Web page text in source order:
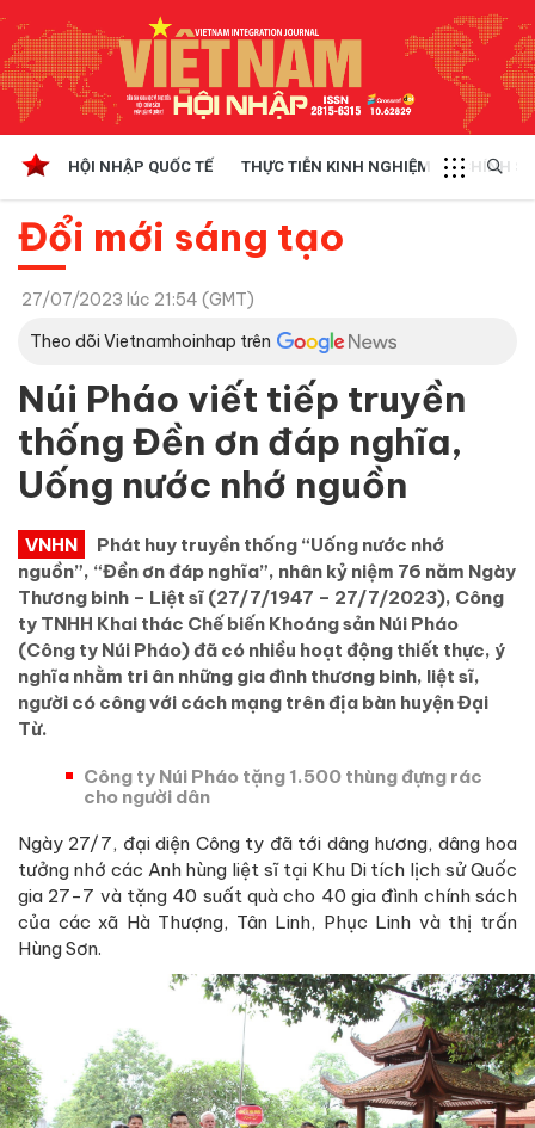
HỘI NHẬP QUỐC TẾ THỰC TIỄN KINH NGHIỆM CHÍNH
Đổi mới sáng tạo
27/07/2023 lúc 21:54 (GMT)
Theo dõi Vietnamhoinhap trên
Núi Pháo viết tiếp truyền
thống Đền ơn đáp nghĩa,
Uống nước nhớ nguồn
VNHN
Phát huy truyền thống “Uống nước nhớ
nguồn”, “Đền ơn đáp nghĩa”, nhân kỷ niệm 76 năm Ngày
Thương binh – Liệt sĩ (27/7/1947 – 27/7/2023), Công
ty TNHH Khai thác Chế biến Khoáng sản Núi Pháo
(Công ty Núi Pháo) đã có nhiều hoạt động thiết thực, ý
nghĩa nhằm tri ân những gia đình thương binh, liệt sĩ,
người có công với cách mạng trên địa bàn huyện Đại
Từ.
Công ty Núi Pháo tặng 1.500 thùng đựng rác
cho người dân
Ngày 27/7, đại diện Công ty đã tới dâng hương, dâng hoa
tưởng nhớ các Anh hùng liệt sĩ tại Khu Di tích lịch sử Quốc
gia 27-7 và tặng 40 suất quà cho 40 gia đình chính sách
của các xã Hà Thượng, Tân Linh, Phục Linh và thị trấn
Hùng Sơn.